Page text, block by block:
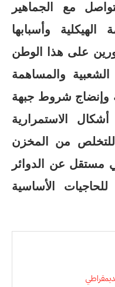
مع الجماهير
وأسبابها
على هذا الوطن
والمساهمة
وإنضاج شروط جبهة
الاستمرارية
للتخلص من المخزن
مستقل عن الدوائر
للحاجيات الأساسية